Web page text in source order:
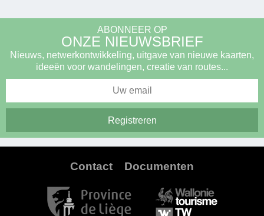
ABONNEER OP
ONZE NIEUWSBRIEF
Nieuws, netwerkontwikkeling, uitgave van nieuwe kaarten,
ideeën voor wandelingen, creatie van routes...
Contact Documenten